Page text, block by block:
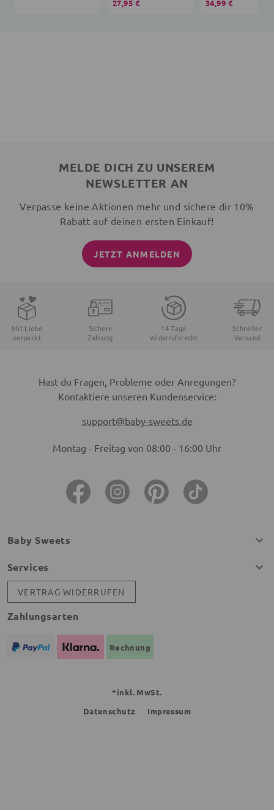
27,95 € 34,99 €
MELDE DICH ZU UNSEREM
NEWSLETTER AN
Verpasse keine Aktionen mehr und sichere dir 10%
Rabatt auf deinen ersten Einkauf!
JETZT ANMELDEN
Mit Liebe
verpackt
Sichere
Zahlung
14 Tage
Widerrufsrecht
Schneller
Versand
Hast du Fragen, Probleme oder Anregungen?
Kontaktiere unseren Kundenservice:
support@baby-sweets.de
Montag - Freitag von 08:00 - 16:00 Uhr
Baby Sweets
Services
VERTRAG WIDERRUFEN
Zahlungsarten
Rechnung
*inkl. MwSt.
Datenschutz
Impressum